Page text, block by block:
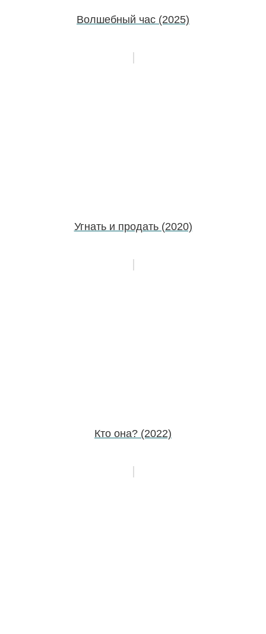
Волшебный час (2025)
Угнать и продать (2020)
Кто она? (2022)